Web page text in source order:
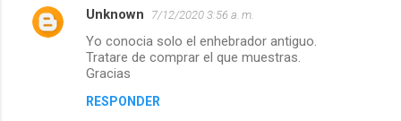
r
i
Unknown 7/12/2020 3:56 a. m.
Yo conocia solo el enhebrador antiguo.
Tratare de comprar el que muestras.
Gracias
RESPONDER